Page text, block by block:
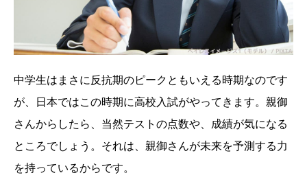
中学生はまさに反抗期のピークともいえる時期なのです
が、日本ではこの時期に高校入試がやってきます。親御
さんからしたら、当然テストの点数や、成績が気になる
ところでしょう。それは、親御さんが未来を予測する力
を持っているからです。